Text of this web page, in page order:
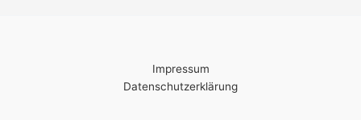
Impressum
Datenschutzerklärung